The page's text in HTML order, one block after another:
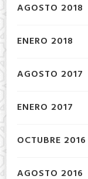
AGOSTO 2018
ENERO 2018
AGOSTO 2017
ENERO 2017
OCTUBRE 2016
AGOSTO 2016